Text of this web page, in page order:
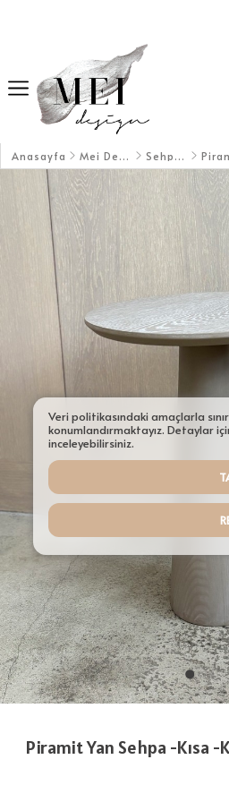
Orta
Büfe /
Servis
Duvar
Tepsiler
Saksılar
Tüm
Anasayfa Mei Design Sehpalar
Piramit Yan Sehpa -Kısa -
Veri politikasındaki amaçlarla
konumlandırmaktayız. Detaylar
inceleyebilirsiniz.